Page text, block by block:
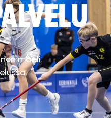
maali.